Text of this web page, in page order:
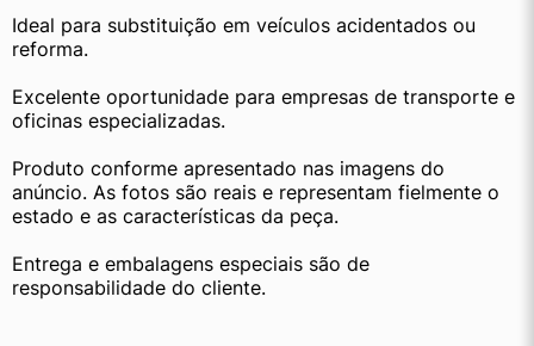
Ideal para substituição em veículos acidentados ou
reforma.
Excelente oportunidade para empresas de transporte e
oficinas especializadas.
Produto conforme apresentado nas imagens do
anúncio. As fotos são reais e representam fielmente o
estado e as características da peça.
Entrega e embalagens especiais são de
responsabilidade do cliente.